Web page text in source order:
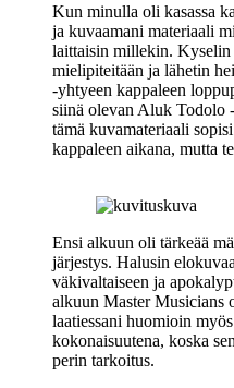
Kun minulla oli kasassa
ja kuvaamani materiaali
laittaisin millekin.
mielipiteitään ja lähetin
‑yhtyeen kappaleen
siinä olevan Aluk Todolo
tämä kuvamateriaali
kappaleen aikana, mutta
Ensi alkuun oli tärkeää
järjestys. Halusin
väkivaltaiseen ja
alkuun Master Musicians
laatiessani huomioin
kokonaisuutena, koska
perin tarkoitus.